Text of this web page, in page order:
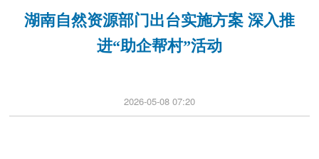
湖南自然资源部门出台实施方案 深入推
进“助企帮村”活动
2026-05-08 07:20